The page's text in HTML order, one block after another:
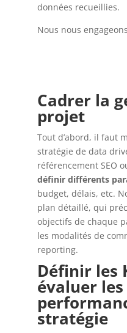
données recueillies.
Nous nous
Cadrer la
projet
Tout d’abord, il faut
stratégie de data
référencement SEO
définir différents
budget, délais, etc.
plan détaillé, qui
objectifs de chaque
les modalités de
reporting.
Définir les
évaluer les
stratégie